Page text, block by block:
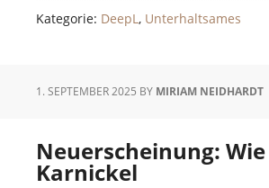
Kategorie: DeepL, Unterhaltsames
1. SEPTEMBER 2025 BY MIRIAM NEIDHARDT
Neuerscheinung:
Karnickel